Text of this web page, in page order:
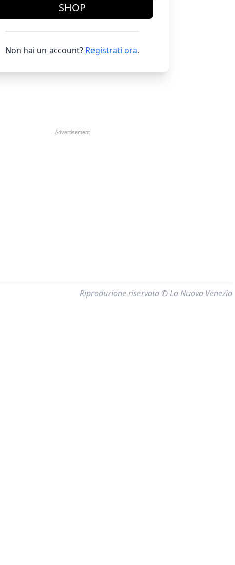
SHOP
Non hai un account? Registrati ora.
Riproduzione riservata © La Nuova Venezia